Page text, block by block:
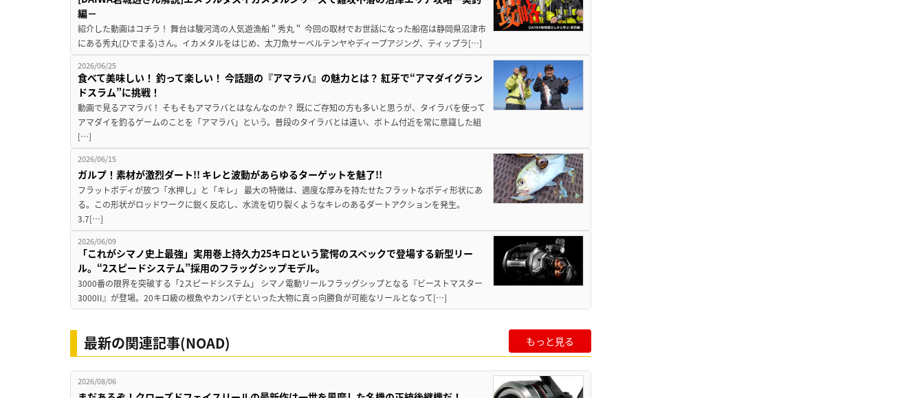
編－
紹介した動画はコチラ！ 舞台は駿河湾の人気遊漁船＂秀丸＂ 今回の取材でお世話になった船宿は静岡県沼津市
にある秀丸(ひでまる)さん。イカメタルをはじめ、太刀魚サーベルテンヤやディープアジング、ティップラ[…]
2026/06/25
食べて美味しい！ 釣って楽しい！ 今話題の『アマラバ』の魅力とは？ 紅牙で“アマダイグラン
ドスラム”に挑戦！
動画で見るアマラバ！ そもそもアマラバとはなんなのか？ 既にご存知の方も多いと思うが、タイラバを使って
アマダイを釣るゲームのことを「アマラバ」という。普段のタイラバとは違い、ボトム付近を常に意識した組
[…]
2026/06/15
ガルプ！素材が激烈ダート!! キレと波動があらゆるターゲットを魅了!!
フラットボディが放つ「水押し」と「キレ」 最大の特徴は、適度な厚みを持たせたフラットなボディ形状にあ
る。この形状がロッドワークに鋭く反応し、水流を切り裂くようなキレのあるダートアクションを発生。
3.7[…]
2026/06/09
「これがシマノ史上最強」実用巻上持久力25キロという驚愕のスペックで登場する新型リー
ル。“2スピードシステム”採用のフラッグシップモデル。
3000番の限界を突破する「2スピードシステム」 シマノ電動リールフラッグシップとなる『ビーストマスター
3000II』が登場。20キロ級の根魚やカンパチといった大物に真っ向勝負が可能なリールとなって[…]
最新の関連記事(NOAD) もっと見る
2026/08/06